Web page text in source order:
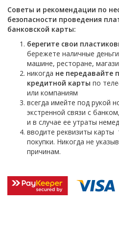
Советы и рекомендации по
безопасности проведения
банковской карты:
берегите свои
бережете наличные
машине, ресторане,
никогда не передавайте
кредитной карты по
или компаниям
всегда имейте под рукой
экстренной связи с
и в случае ее утраты
вводите реквизиты карты
покупки. Никогда не
причинам.